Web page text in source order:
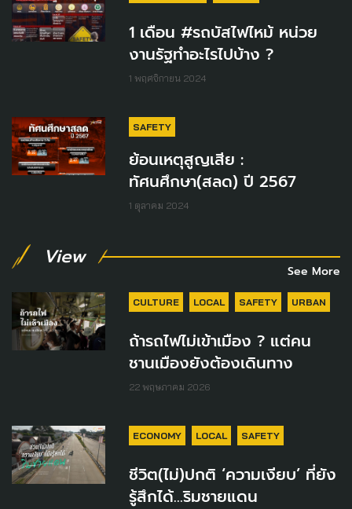
1 เดือน #รถบัสไฟไหม้ หน่วย
งานรัฐทำอะไรไปบ้าง ?
1 พฤศจิกายน 2024
SAFETY
ย้อนเหตุสูญเสีย :
ทัศนศึกษา(สลด) ปี 2567
1 ตุลาคม 2024
View
See More
CULTURE LOCAL SAFETY URBAN
ถ้ารถไฟไม่เข้าเมือง ? แต่คน
ชานเมืองยังต้องเดินทาง
22 พฤษภาคม 2026
ECONOMY LOCAL SAFETY
ชีวิต(ไม่)ปกติ ‘ความเงียบ’ ที่ยัง
รู้สึกได้…ริมชายแดน